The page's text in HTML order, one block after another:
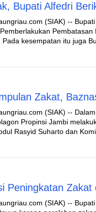
Bupati Alfedri
(SIAK) --
kesempatan itu juga
Zakat,
(SIAK) --
Propinsi Jambi
Rasyid Suharto dan
Peningkatan Zakat
(SIAK) --